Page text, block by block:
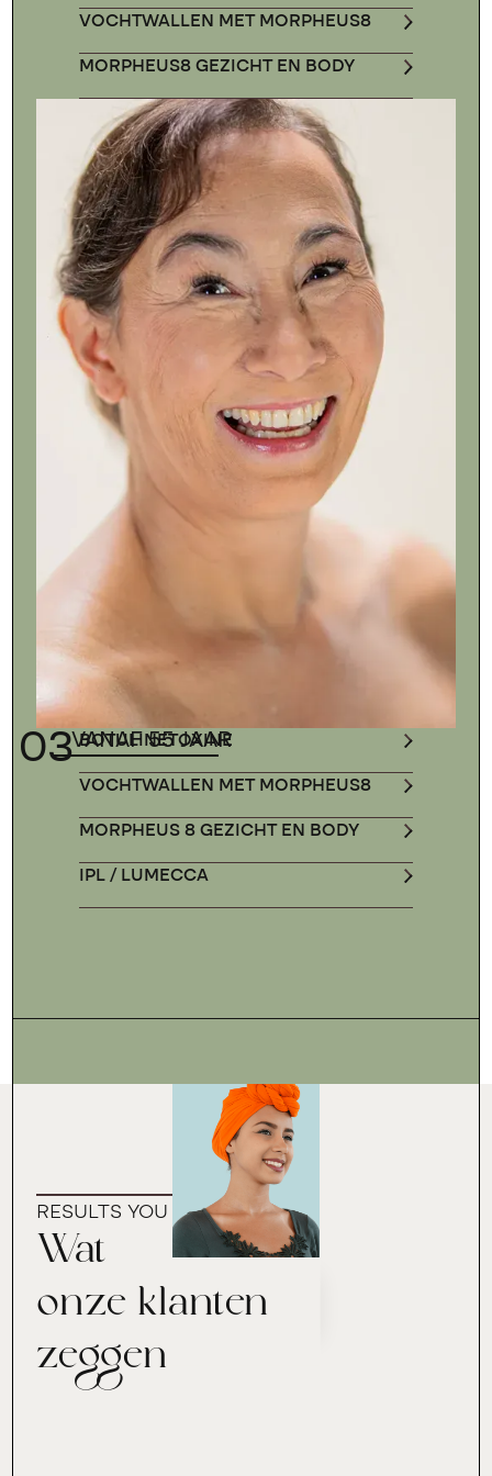
VOCHTWALLEN MET MORPHEUS8
MORPHEUS8 GEZICHT EN BODY
03VANAF 55 JAAR
BOTULINETOXINE
VOCHTWALLEN MET MORPHEUS8
MORPHEUS 8 GEZICHT EN BODY
IPL / LUMECCA
RESULTS YOU CAN TRUST
Wat
onze klanten
zeggen